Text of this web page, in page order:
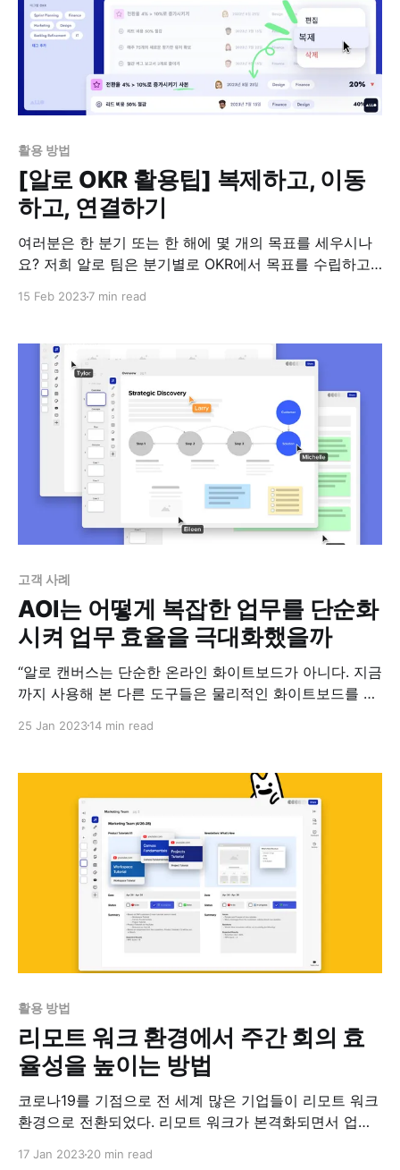
활용 방법
[알로 OKR 활용팁] 복제하고, 이동
하고, 연결하기
여러분은 한 분기 또는 한 해에 몇 개의 목표를 세우시나
요? 저희 알로 팀은 분기별로 OKR에서 목표를 수립하고
활용할 수 있는 유용한 기능들을 몇 가지 소개해
15 Feb 20237 min read
고객 사례
AOI는 어떻게 복잡한 업무를 단순화
시켜 업무 효율을 극대화했을까
“알로 캔버스는 단순한 온라인 화이트보드가 아니다. 지금
까지 사용해 본 다른 도구들은 물리적인 화이트보드를 단
기는 했지만 혁신적이지는 않았다. 반면 알로는 수업 과정
루어지도록 다양한 기능을 지원한다. 알로의 가장 유용한
기능 중 하나는 자료를 손쉽게 보관할 수 있는 것이다.
25 Jan 202314 min read
활용 방법
리모트 워크 환경에서 주간 회의 효
율성을 높이는 방법
코로나19를 기점으로 전 세계 많은 기업들이 리모트 워크
환경으로 전환되었다. 리모트 워크가 본격화되면서 업무
17 Jan 202320 min read